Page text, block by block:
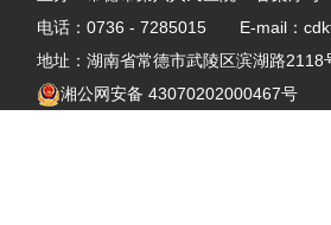
电话：0736 - 7285015 E-mail：
地址：湖南省常德市武陵区滨湖路
湘公网安备 43070202000467号